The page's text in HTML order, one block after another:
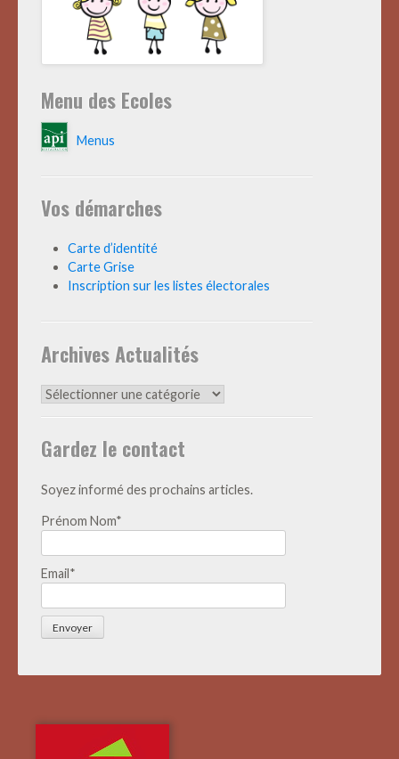
Menu des Ecoles
Menus
Vos démarches
Carte d’identité
Carte Grise
Inscription sur les listes électorales
Archives Actualités
Archives
Gardez le contact
Soyez informé des prochains articles.
Prénom Nom*
Email*